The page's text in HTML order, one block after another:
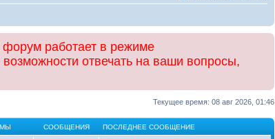
работает в режиме
отвечать на ваши вопросы,
Текущее время: 08 авг 2026, 01:46
СООБЩЕНИЯ ПОСЛЕДНЕЕ СООБЩЕНИЕ